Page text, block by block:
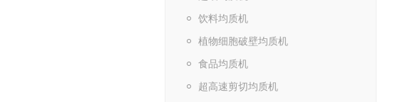
饮料均质机
植物细胞破壁均质机
食品均质机
超高速剪切均质机